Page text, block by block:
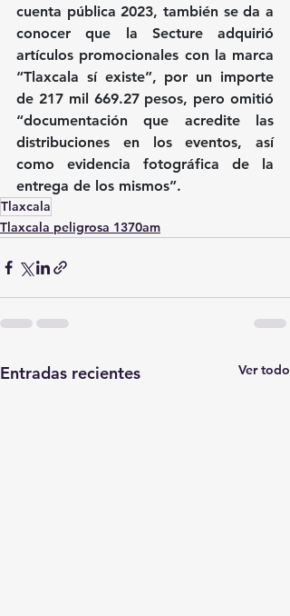
cuenta pública 2023, también se da a
conocer que la Secture adquirió
artículos promocionales con la marca
“Tlaxcala sí existe”, por un importe
de 217 mil 669.27 pesos, pero omitió
“documentación que acredite las
distribuciones en los eventos, así
como evidencia fotográfica de la
entrega de los mismos”.
Tlaxcala
Tlaxcala peligrosa 1370am
Entradas recientes Ver todo